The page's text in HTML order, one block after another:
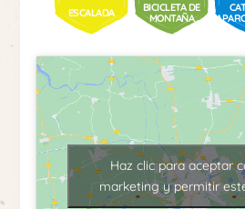
ESCALADA
BICICLETA DE
MONTAÑA
Haz clic para aceptar
marketing y permitir